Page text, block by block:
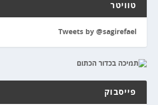
טוויטר
Tweets by @sagirefael
פייסבוק